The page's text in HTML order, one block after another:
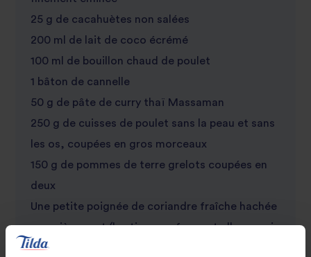
25 g de cacahuètes non salées
200 ml de lait de coco écrémé
100 ml de bouillon chaud de poulet
1 bâton de cannelle
50 g de pâte de curry thaï Massaman
250 g de cuisses de poulet sans la peau et sans
les os, coupées en gros morceaux
150 g de pommes de terre grelots coupées en
deux
Une petite poignée de coriandre fraîche hachée
grossièrement (les tiges renferment elles aussi
beaucoup de saveurs !)